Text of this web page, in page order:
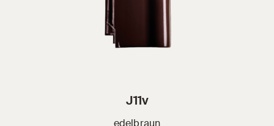
J11v
edelbraun